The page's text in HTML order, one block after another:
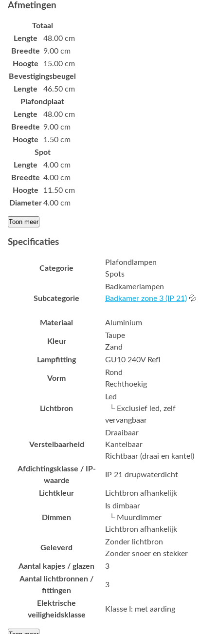
Afmetingen
Totaal
Lengte
48.00 cm
Breedte 9.00 cm
Hoogte
15.00 cm
Bevestigingsbeugel
Lengte
46.50 cm
Plafondplaat
Lengte
48.00 cm
Breedte 9.00 cm
Hoogte
1.50 cm
Spot
Lengte
4.00 cm
Breedte 4.00 cm
Hoogte
11.50 cm
Diameter4.00 cm
Toon meer
Specificaties
Categorie
Plafondlampen
Spots
Subcategorie
Badkamerlampen
Badkamer zone 3 (IP 21) 💦
Materiaal Aluminium
Kleur
Taupe
Zand
Lampfitting
GU10 240V Refl
Vorm
Rond
Rechthoekig
Lichtbron
Led
└ Exclusief led, zelf
vervangbaar
Verstelbaarheid
Draaibaar
Kantelbaar
Richtbaar (draai en kantel)
Afdichtingsklasse / IP-
waarde
IP 21 drupwaterdicht
Lichtkleur Lichtbron afhankelijk
Dimmen
Is dimbaar
└ Muurdimmer
Lichtbron afhankelijk
Geleverd
Zonder lichtbron
Zonder snoer en stekker
Aantal kapjes / glazen
3
Aantal lichtbronnen /
fittingen
3
Elektrische
veiligheidsklasse
Klasse I: met aarding